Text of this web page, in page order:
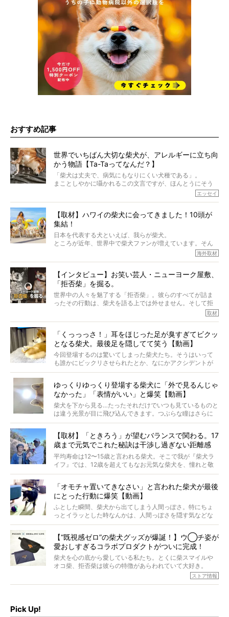
おすすめ記事
世界でいちばん大切な柴犬が、アレルギーに立ち向
かう物語【Ta-Taってなんだ？】
「柴犬は丈夫で、病気にもなりにくい犬種である」。
まことしやかに囁かれるこの文言ですが、ほんとうにそう
でも、いざそれぞれの個体を見ていくと、丈夫で病気にも
なりにくい、とは言えないような気もするのです。
実際に「病気にならない」などということはないし、飼い
主はそのためにやるべきことがある。
今回は、柴犬に関わる方たちすべてに読んで欲しい、ある
語でした。
※文章はご本人の了承を得て編集しています
※画像はすべてイメージです
※この記事は個人の感想であり、効果・効能を示すものではありません
エッセイ
【取材】ハワイの柴犬に会ってきました！10頭が
集結！
日本を代表する犬といえば、我らが柴犬。
ところが近年、世界中で柴犬ファンが増えています。そん
な中「柴犬ライフ」が目をつけたのは、南の楽園ハワイ。
そんな噂を聞きつけ、今回はハワイの柴犬たちを取材して
きました！
海外取材
【インタビュー】お笑い芸人・ニューヨーク屋敷、
「拒否柴」を掘る。
世界中の人々を魅了する「拒否柴」。彼らのすべてが詰ま
ったその行動は、柴犬を語る上では外せません。そして拒
否柴がここまで話題になるのは、“映える”ことも理由のひと
がるのでしょうか。
最近版画製作を始めた、お笑いコンビ「ニューヨーク」の
屋敷裕政さんに、拒否柴を掘っていただきました！ イン
タビューと合わせてご覧ください。
取材
「くっっっさ！」耳をほじった足が臭すぎてビクッ
となる柴犬。最後足を隠してて笑う【動画】
今回登場するのは驚いてしまった柴犬たち。そうはいって
も誰かにビックリさせられたとか、なにかアクシデントが
起きたとか、そういうことが原因ではありません。全ての
ゆっくりゆっくり登場する柴犬に「外で見るんじゃ
なかった」「表情がいい」と爆笑【動画】
柴犬を下から見る…たったそれだけでいつも見ているものと
は違う光景が目に飛び込んできます。つぶらな瞳はさらに
つぶらに見え、モフモフのお顔はさらにモフモフに見えま
【取材】「ときろう」が望むバランスで関わる。17
歳まで元気でこれた秘訣は干渉し過ぎない距離感
#38ときろう
平均寿命は12〜15歳と言われる柴犬。そこで我が『柴犬ラ
イフ』では、12歳を超えてもなお元気な柴犬を、憧れと敬
意を込めて“レジェンド柴”と呼んでいます。 この特集で
ォーカスし、その元気の秘訣や、老犬と暮らすうえで大切
だと思うことを、オーナーさんに語っていただきます。今
回登場してくれたのは、17歳のときろうくん。小さい頃か
ら食が細かったため、何でも食べさせてきたということで
「オモチャ置いてきなさい」と言われた柴犬が最後
にとった行動に爆笑【動画】
ふとした瞬間、柴犬から出てしまう人間っぽさ。特にちょ
っとイラッとした時なんかは、人間っぽさを隠す気などな
いように見えます。もしかして本当の本当は、中身は人間
【“既視感ゼロ”の柴犬グッズが爆誕！】ウ◯チ姿が
愛おしすぎるコラボプロダクトがついに完成！
柴犬を心の底から愛している私たち。とくに柴スマイルや
オコ柴、拒否柴は彼らの特徴があらわれていて大好き。
でもちょっと待て…もうひとつ、忘れてはならない愛おしい
ストア情報
Pick Up!